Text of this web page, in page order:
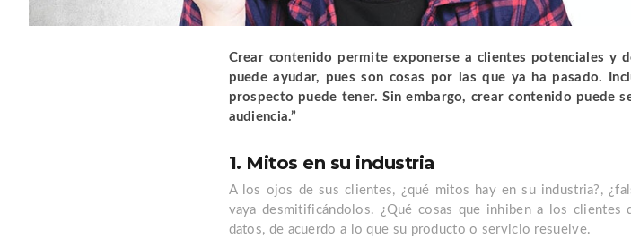
Crear contenido permite exponerse a clientes potenciales y
puede ayudar, pues son cosas por las que ya ha pasado.
prospecto puede tener. Sin embargo, crear contenido puede
audiencia.”
1. Mitos en su industria
A los ojos de sus clientes, ¿qué mitos hay en su industria?,
vaya desmitificándolos. ¿Qué cosas que inhiben a los
datos, de acuerdo a lo que su producto o servicio resuelve.